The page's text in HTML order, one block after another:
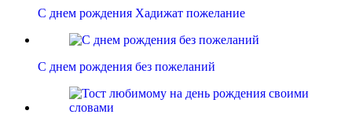
С днем рождения Хадижат пожелание
С днем рождения без пожеланий